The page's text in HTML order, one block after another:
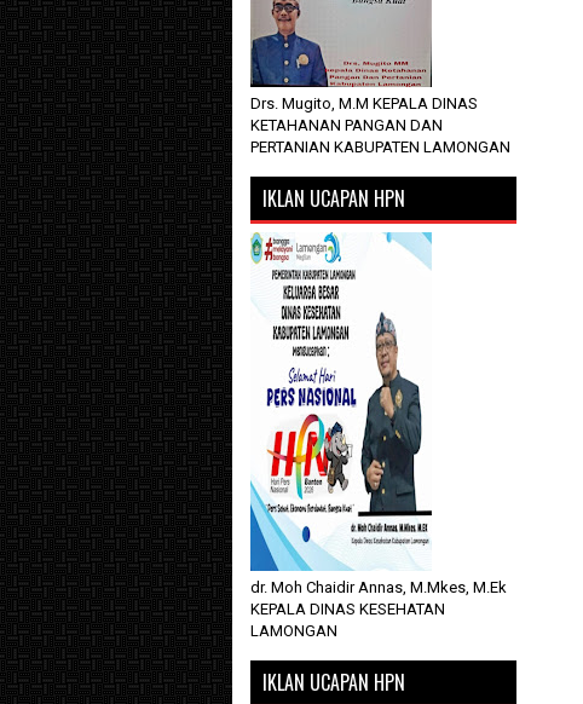
Drs. Mugito, M.M KEPALA DINAS
KETAHANAN PANGAN DAN
PERTANIAN KABUPATEN LAMONGAN
IKLAN UCAPAN HPN
dr. Moh Chaidir Annas, M.Mkes, M.Ek
KEPALA DINAS KESEHATAN
LAMONGAN
IKLAN UCAPAN HPN